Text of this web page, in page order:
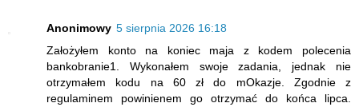
Anonimowy 5 sierpnia 2026 16:18
Założyłem konto na koniec maja z kodem polecenia
bankobranie1. Wykonałem swoje zadania, jednak nie
otrzymałem kodu na 60 zł do mOkazje. Zgodnie z
regulaminem powinienem go otrzymać do końca lipca.